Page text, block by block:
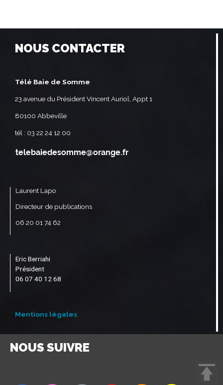
NOUS CONTACTER
Télé Baie de Somme
23 avenue du Président Vincent Auriol, Appt 1
80100 Abbeville
tél : 03 22 24 12 00
Laurent Lapo
Directeur de publications
06 20 01 74 62
Eric Berriahi
Président
06 07 40 12 68
Mentions légales
NOUS SUIVRE